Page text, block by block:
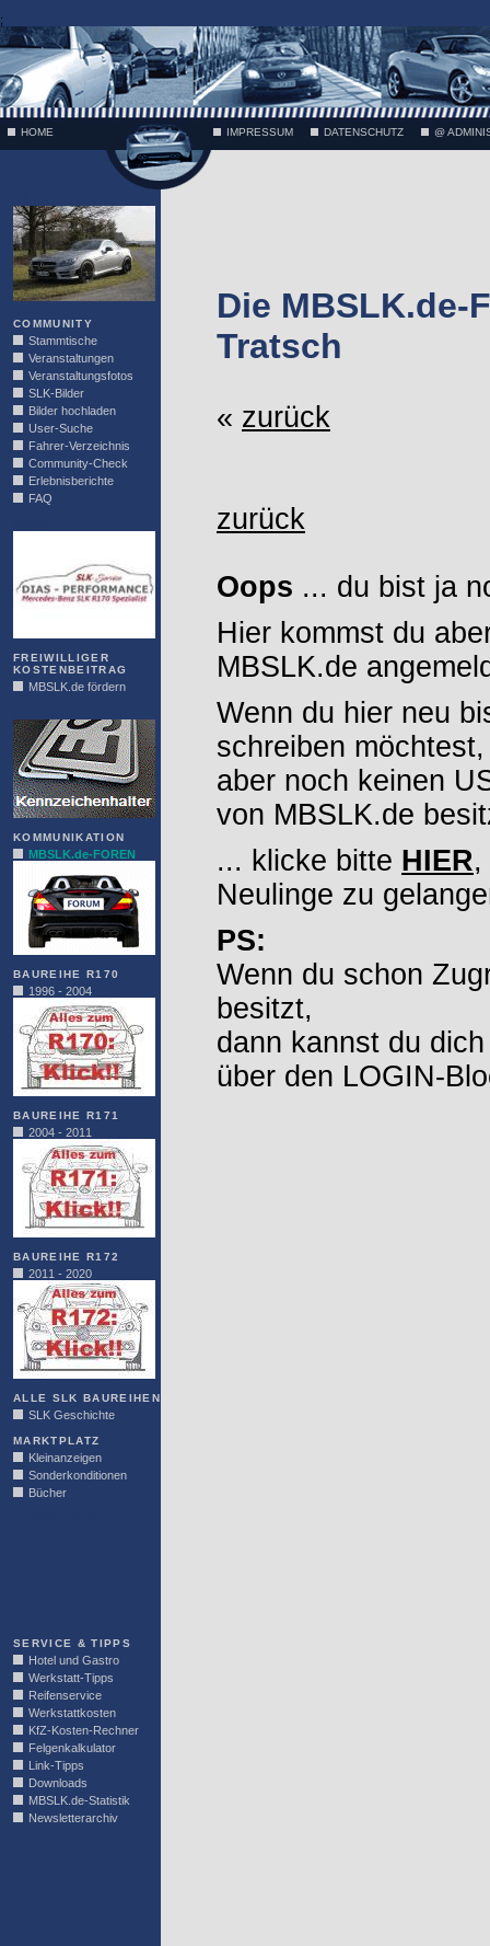
;
HOME IMPRESSUM DATENSCHUTZ @
COMMUNITY
Stammtische
Veranstaltungen
Veranstaltungsfotos
SLK-Bilder
Bilder hochladen
User-Suche
Fahrer-Verzeichnis
Community-Check
Erlebnisberichte
FAQ
FREIWILLIGER
KOSTENBEITRAG
MBSLK.de fördern
KOMMUNIKATION
MBSLK.de-FOREN
BAUREIHE R170
1996 - 2004
BAUREIHE R171
2004 - 2011
BAUREIHE R172
2011 - 2020
ALLE SLK BAUREIHEN
SLK Geschichte
MARKTPLATZ
Kleinanzeigen
Sonderkonditionen
Bücher
SERVICE & TIPPS
Hotel und Gastro
Werkstatt-Tipps
Reifenservice
Werkstattkosten
KfZ-Kosten-Rechner
Felgenkalkulator
Link-Tipps
Downloads
MBSLK.de-Statistik
Newsletterarchiv
Die MBSLK.de-
Tratsch
« zurück
zurück
Oops ... du bist ja
Hier kommst du
MBSLK.de
Wenn du hier neu
schreiben möchtest,
aber noch keinen
von MBSLK.de
... klicke bitte HIER,
Neulinge zu
PS:
Wenn du schon
besitzt,
dann kannst du
über den LOGIN-